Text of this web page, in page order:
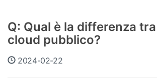
Q: Qual è la differenza
cloud pubblico?
2024-02-22